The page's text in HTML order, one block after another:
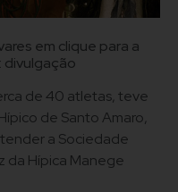
em clique para a
de 40 atletas, teve
de Santo Amaro,
a Sociedade
da Hípica Manege